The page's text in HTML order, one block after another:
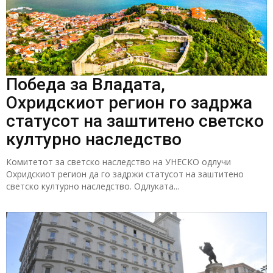
Победа за Владата,
Охридскиот регион го задржа
статусот на заштитено светско
културно наследство
Комитетот за светско наследство на УНЕСКО одлучи
Охридскиот регион да го задржи статусот на заштитено
светско културно наследство. Одлуката...